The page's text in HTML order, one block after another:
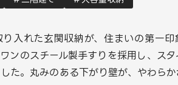
入れた玄関収納が、住まいの第一印
ンのスチール製手すりを採用し、スタ
た。丸みのある下がり壁が、やわら